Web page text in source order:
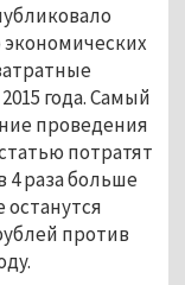
экономических
года. Самый
проведения
потратят
4 раза больше
против